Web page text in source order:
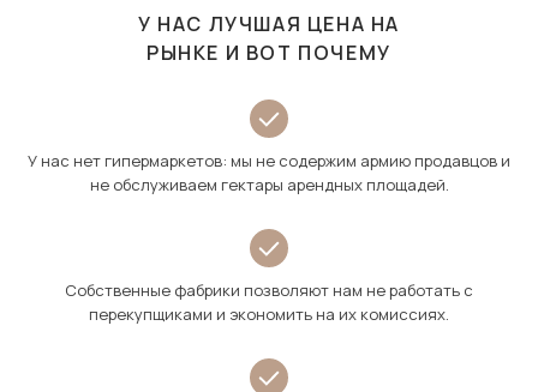
У НАС ЛУЧШАЯ ЦЕНА НА
РЫНКЕ И ВОТ ПОЧЕМУ
У нас нет гипермаркетов: мы не содержим армию продавцов и
не обслуживаем гектары арендных площадей.
Собственные фабрики позволяют нам не работать с
перекупщиками и экономить на их комиссиях.